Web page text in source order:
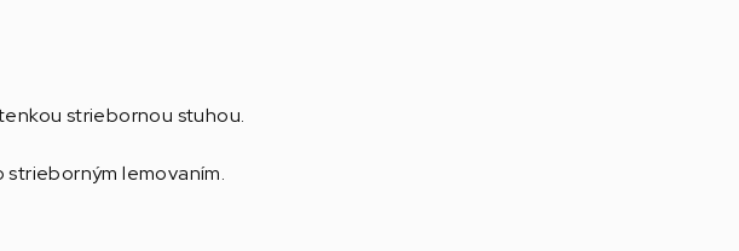
striebornou stuhou.
strieborným lemovaním.